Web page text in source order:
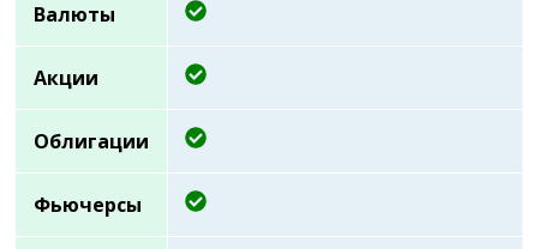
Валюты
Акции
Облигации
Фьючерсы